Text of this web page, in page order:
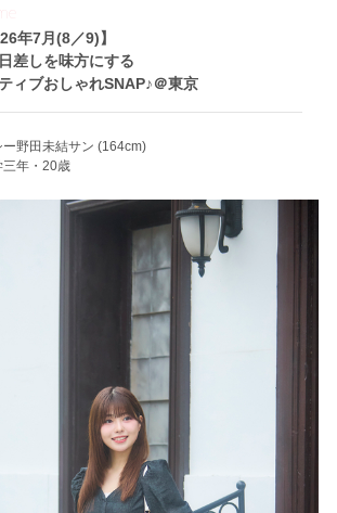
年7月(8／9)】
差しを味方にする
ィブおしゃれSNAP♪＠東京
ー野田未結サン (164cm)
三年・20歳